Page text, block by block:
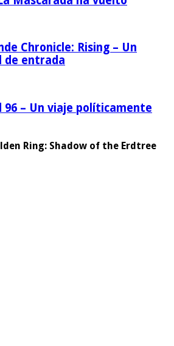
Chronicle: Rising – Un
de entrada
96 – Un viaje políticamente
Ring: Shadow of the Erdtree